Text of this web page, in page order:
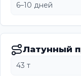
6–10 дней
Латунный
43 т